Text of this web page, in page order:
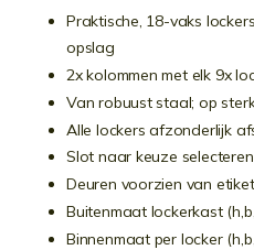
Praktische, 18-vaks
opslag
2x kolommen met elk 9x
Van robuust staal; op
Alle lockers afzonderlijk
Slot naar keuze
Deuren voorzien van
Buitenmaat lockerkast
Binnenmaat per locker